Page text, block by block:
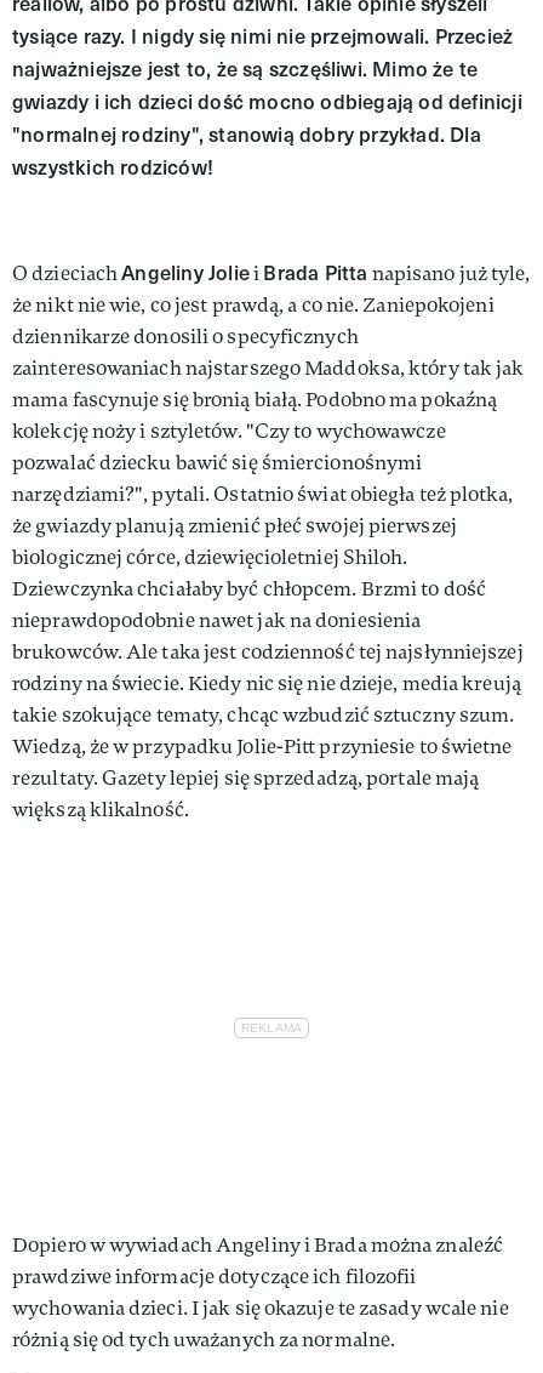
tysiące razy. I nigdy się nimi nie przejmowali. Przecież
najważniejsze jest to, że są szczęśliwi. Mimo że te
gwiazdy i ich dzieci dość mocno odbiegają od definicji
"normalnej rodziny", stanowią dobry przykład. Dla
wszystkich rodziców!
O dzieciachAngeliny JolieiBrada Pitta napisano już tyle,
że nikt nie wie, co jest prawdą, a co nie. Zaniepokojeni
dziennikarze donosili o specyficznych
zainteresowaniach najstarszego Maddoksa, który tak jak
mama fascynuje się bronią białą. Podobno ma pokaźną
kolekcję noży i sztyletów. "Czy to wychowawcze
pozwalać dziecku bawić się śmiercionośnymi
narzędziami?", pytali. Ostatnio świat obiegła też plotka,
że gwiazdy planują zmienić płeć swojej pierwszej
biologicznej córce, dziewięcioletniej Shiloh.
Dziewczynka chciałaby być chłopcem. Brzmi to dość
nieprawdopodobnie nawet jak na doniesienia
brukowców. Ale taka jest codzienność tej najsłynniejszej
rodziny na świecie. Kiedy nic się nie dzieje, media kreują
takie szokujące tematy, chcąc wzbudzić sztuczny szum.
Wiedzą, że w przypadku Jolie-Pitt przyniesie to świetne
rezultaty. Gazety lepiej się sprzedadzą, portale mają
większą klikalność.
Dopiero w wywiadach Angeliny i Brada można znaleźć
prawdziwe informacje dotyczące ich filozofii
wychowania dzieci. I jak się okazuje te zasady wcale nie
różnią się od tych uważanych za normalne.